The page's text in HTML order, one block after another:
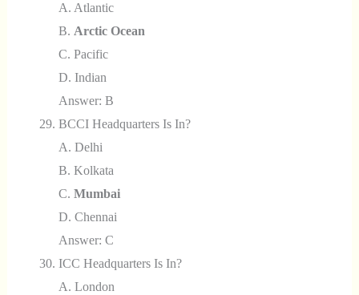
A. Atlantic
B. Arctic Ocean
C. Pacific
D. Indian
Answer: B
BCCI Headquarters Is In?
A. Delhi
B. Kolkata
C. Mumbai
D. Chennai
Answer: C
ICC Headquarters Is In?
A. London